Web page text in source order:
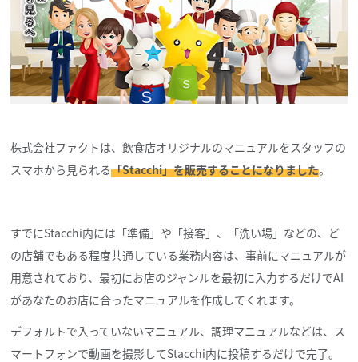
株式会社ファクトは、飲食店オリジナルのマニュアルをスタッフの
スマホから見られる「Stacchi」を販売することになりました。
すでにStacchi内には「準備」や「接客」、「洗い場」などの、ど
の店舗でもある程度共通している業務内容は、事前にマニュアルが
用意されており、最初にお店のジャンルを最初に入力するだけでAI
があなたのお店に合ったマニュアルを作成してくれます。
デフォルトで入っていないマニュアル、調理マニュアルなどは、ス
マートフォンで動画を撮影してStacchi内に投稿するだけで完了。